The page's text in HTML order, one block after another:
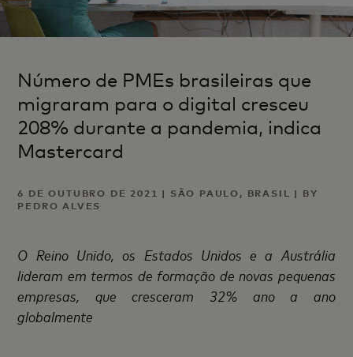
Número de PMEs brasileiras que
migraram para o digital cresceu
208% durante a pandemia, indica
Mastercard
6 DE OUTUBRO DE 2021 | SÃO PAULO, BRASIL | BY
PEDRO ALVES
O Reino Unido, os Estados Unidos e a Austrália
lideram em termos de formação de novas pequenas
empresas, que cresceram 32% ano a ano
globalmente